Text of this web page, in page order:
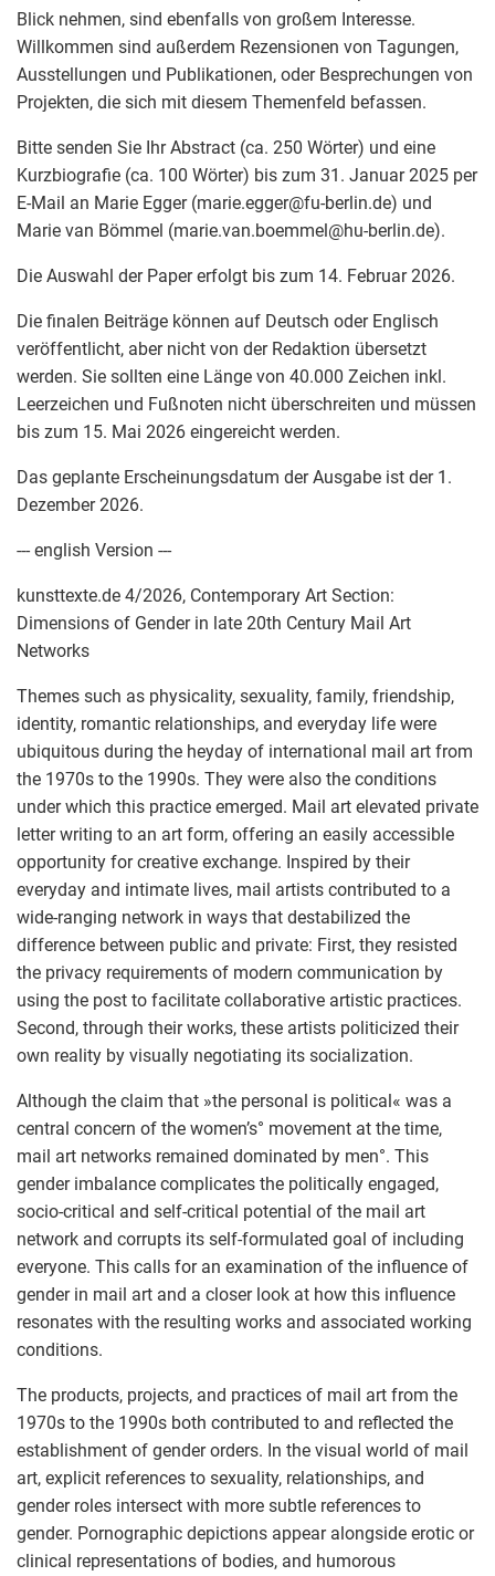
Blick nehmen, sind ebenfalls von großem Interesse.
Willkommen sind außerdem Rezensionen von Tagungen,
Ausstellungen und Publikationen, oder Besprechungen von
Projekten, die sich mit diesem Themenfeld befassen.
Bitte senden Sie Ihr Abstract (ca. 250 Wörter) und eine
Kurzbiografie (ca. 100 Wörter) bis zum 31. Januar 2025 per
E-Mail an Marie Egger (marie.egger@fu-berlin.de) und
Marie van Bömmel (marie.van.boemmel@hu-berlin.de).
Die Auswahl der Paper erfolgt bis zum 14. Februar 2026.
Die finalen Beiträge können auf Deutsch oder Englisch
veröffentlicht, aber nicht von der Redaktion übersetzt
werden. Sie sollten eine Länge von 40.000 Zeichen inkl.
Leerzeichen und Fußnoten nicht überschreiten und müssen
bis zum 15. Mai 2026 eingereicht werden.
Das geplante Erscheinungsdatum der Ausgabe ist der 1.
Dezember 2026.
--- english Version ---
kunsttexte.de 4/2026, Contemporary Art Section:
Dimensions of Gender in late 20th Century Mail Art
Networks
Themes such as physicality, sexuality, family, friendship,
identity, romantic relationships, and everyday life were
ubiquitous during the heyday of international mail art from
the 1970s to the 1990s. They were also the conditions
under which this practice emerged. Mail art elevated private
letter writing to an art form, offering an easily accessible
opportunity for creative exchange. Inspired by their
everyday and intimate lives, mail artists contributed to a
wide-ranging network in ways that destabilized the
difference between public and private: First, they resisted
the privacy requirements of modern communication by
using the post to facilitate collaborative artistic practices.
Second, through their works, these artists politicized their
own reality by visually negotiating its socialization.
Although the claim that »the personal is political« was a
central concern of the women’s° movement at the time,
mail art networks remained dominated by men°. This
gender imbalance complicates the politically engaged,
socio-critical and self-critical potential of the mail art
network and corrupts its self-formulated goal of including
everyone. This calls for an examination of the influence of
gender in mail art and a closer look at how this influence
resonates with the resulting works and associated working
conditions.
The products, projects, and practices of mail art from the
1970s to the 1990s both contributed to and reflected the
establishment of gender orders. In the visual world of mail
art, explicit references to sexuality, relationships, and
gender roles intersect with more subtle references to
gender. Pornographic depictions appear alongside erotic or
clinical representations of bodies, and humorous